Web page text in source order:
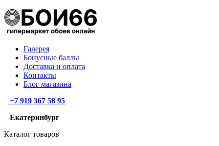
Галерея
Бонусные баллы
Доставка и оплата
Контакты
Блог магазина
+7 919 367 58 95
Екатеринбург
Каталог товаров